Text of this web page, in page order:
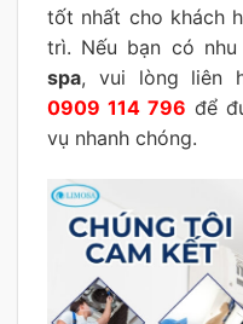
tốt nhất cho khách
trì. Nếu bạn có nhu
spa, vui lòng liên
0909 114 796 để
vụ nhanh chóng.